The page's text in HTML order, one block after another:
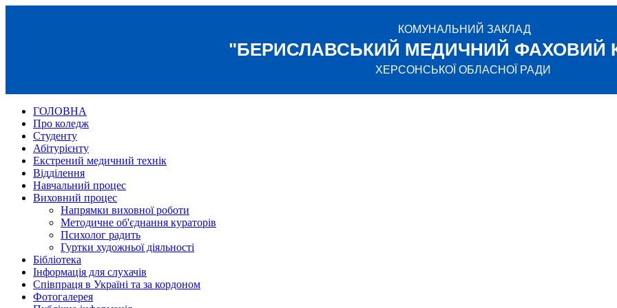
КОМУНАЛЬНИЙ ЗАКЛАД
"БЕРИСЛАВСЬКИЙ МЕДИЧНИЙ ФАХОВИЙ
ХЕРСОНСЬКОЇ ОБЛАСНОЇ РАДИ
ГОЛОВНА
Про коледж
Студенту
Абітурієнту
Екстрений медичний технік
Відділення
Навчальний процес
Виховний процес
Напрямки виховної роботи
Методичне об'єднання кураторів
Психолог радить
Гуртки художньої діяльності
Бібліотека
Інформація для слухачів
Співпраця в Україні та за кордоном
Фотогалерея